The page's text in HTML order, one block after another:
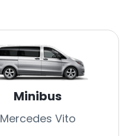
Minibus
Mercedes Vito